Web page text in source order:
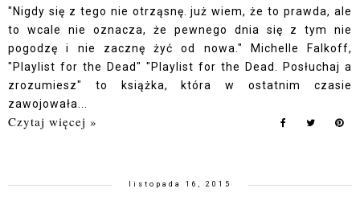
"Nigdy się z tego nie otrząsnę. już wiem, że to prawda, ale
to wcale nie oznacza, że pewnego dnia się z tym nie
pogodzę i nie zacznę żyć od nowa." Michelle Falkoff,
"Playlist for the Dead" "Playlist for the Dead. Posłuchaj a
zrozumiesz" to książka, która w ostatnim czasie
zawojowała...
Czytaj więcej »
listopada 16, 2015